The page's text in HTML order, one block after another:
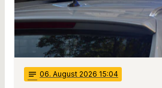
notes 06. August 2026 15:04